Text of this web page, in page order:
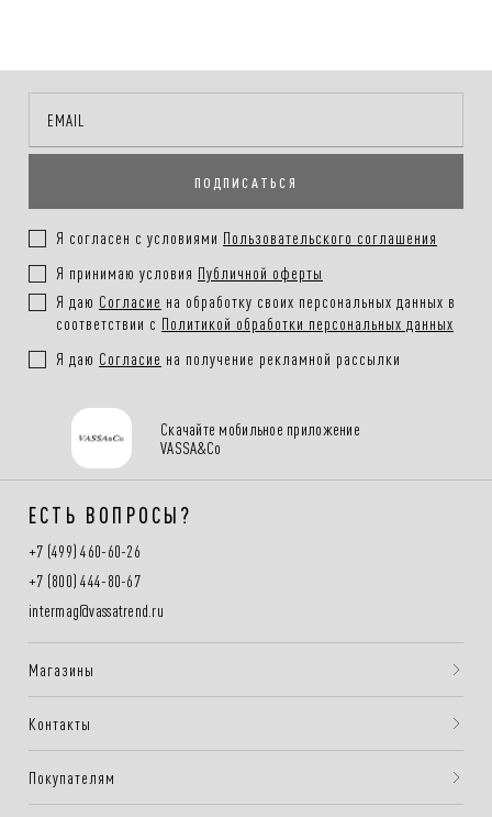
ПОДПИСАТЬСЯ
Я согласен с условиями Пользовательского соглашения
Я принимаю условия Публичной оферты
Я даю Согласие на обработку своих персональных данных в
соответствии с Политикой обработки персональных данных
Я даю Согласие на получение рекламной рассылки
Скачайте мобильное приложение
VASSA&Co
ЕСТЬ ВОПРОСЫ?
+7 (499) 460-60-26
+7 (800) 444-80-67
intermag@vassatrend.ru
Магазины
Контакты
Покупателям